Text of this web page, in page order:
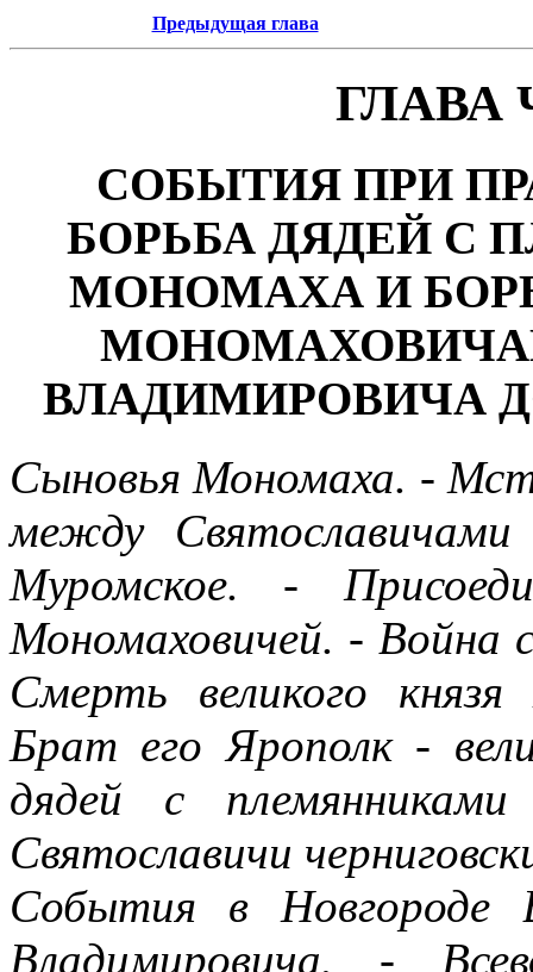
Предыдущая глава
ГЛАВА
СОБЫТИЯ ПРИ
БОРЬБА ДЯДЕЙ С
МОНОМАХА И
ВЛАДИМИРОВИЧА
Сыновья Мономаха. -
между
Муромское. -
Мономаховичей. - Война
Смерть великого
Брат его Ярополк -
дядей с
Святославичи
События в Новгороде
Владимировича. -